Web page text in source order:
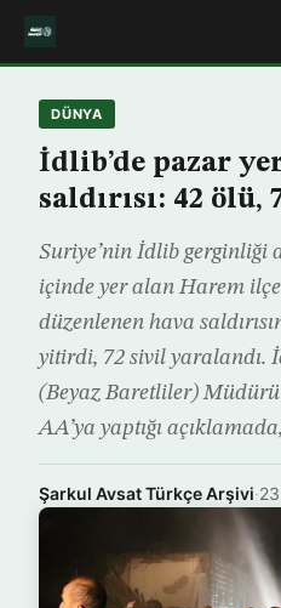
DÜNYA
İdlib’de pazar
saldırısı: 42 ölü,
Suriye’nin İdlib gerginliği
içinde yer alan Harem
düzenlenen hava
yitirdi, 72 sivil yaralandı.
(Beyaz Baretliler)
AA’ya yaptığı
Şarkul Avsat Türkçe Arşivi·